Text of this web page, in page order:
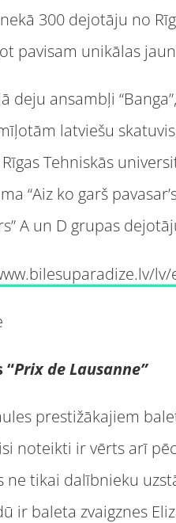
300 dejotāju no
pavisam unikālas
ansambļi “Banga”,
latviešu
Tehniskās
“Aiz ko garš
A un D grupas
“Prix de Lausanne”
prestižākajiem
noteikti ir vērts arī
ne tikai dalībnieku
ir baleta zvaigznes